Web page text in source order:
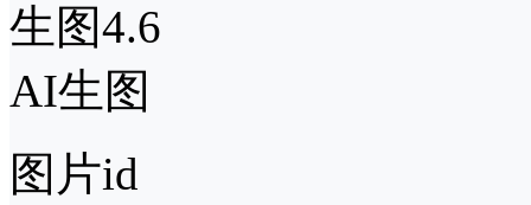
生图4.6
AI生图
图片id